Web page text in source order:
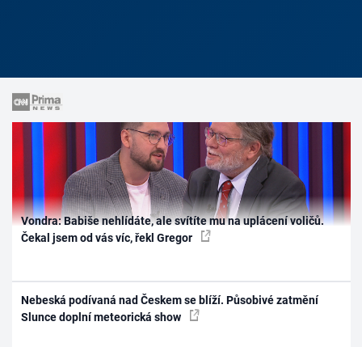
Vondra: Babiše nehlídáte, ale svítíte mu na uplácení voličů.
Čekal jsem od vás víc, řekl Gregor
Nebeská podívaná nad Českem se blíží. Působivé zatmění
Slunce doplní meteorická show